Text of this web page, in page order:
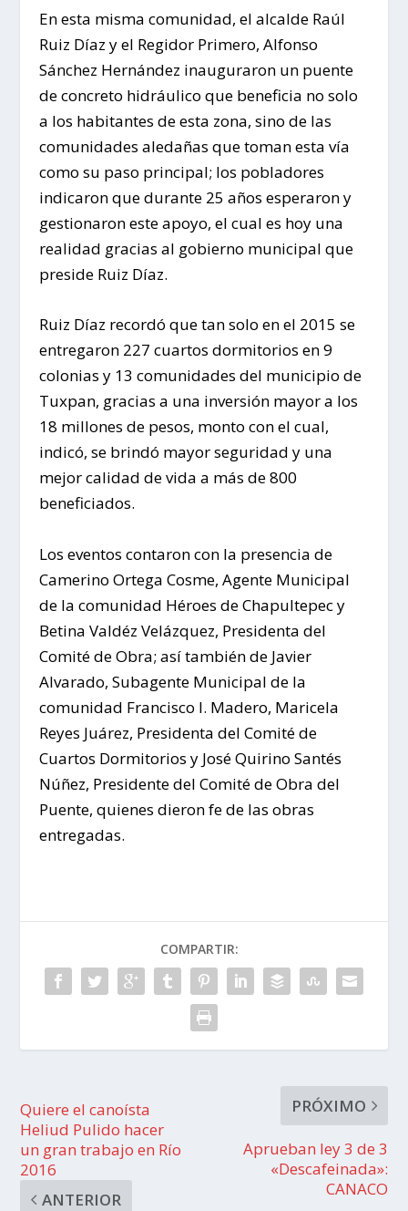
En esta misma comunidad, el alcalde Raúl
Ruiz Díaz y el Regidor Primero, Alfonso
Sánchez Hernández inauguraron un puente
de concreto hidráulico que beneficia no solo
a los habitantes de esta zona, sino de las
comunidades aledañas que toman esta vía
como su paso principal; los pobladores
indicaron que durante 25 años esperaron y
gestionaron este apoyo, el cual es hoy una
realidad gracias al gobierno municipal que
preside Ruiz Díaz.
Ruiz Díaz recordó que tan solo en el 2015 se
entregaron 227 cuartos dormitorios en 9
colonias y 13 comunidades del municipio de
Tuxpan, gracias a una inversión mayor a los
18 millones de pesos, monto con el cual,
indicó, se brindó mayor seguridad y una
mejor calidad de vida a más de 800
beneficiados.
Los eventos contaron con la presencia de
Camerino Ortega Cosme, Agente Municipal
de la comunidad Héroes de Chapultepec y
Betina Valdéz Velázquez, Presidenta del
Comité de Obra; así también de Javier
Alvarado, Subagente Municipal de la
comunidad Francisco I. Madero, Maricela
Reyes Juárez, Presidenta del Comité de
Cuartos Dormitorios y José Quirino Santés
Núñez, Presidente del Comité de Obra del
Puente, quienes dieron fe de las obras
entregadas.
COMPARTIR:
Quiere el canoísta
Heliud Pulido hacer
un gran trabajo en Río
2016
ANTERIOR
PRÓXIMO
Aprueban ley 3 de 3
«Descafeinada»:
CANACO